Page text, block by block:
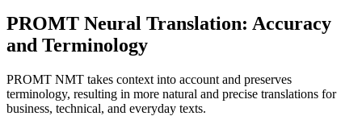
PROMT Neural Translation: Accuracy
and Terminology
PROMT NMT takes context into account and preserves
terminology, resulting in more natural and precise translations for
business, technical, and everyday texts.